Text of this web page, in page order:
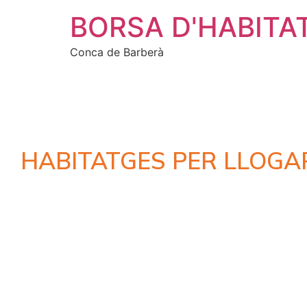
BORSA
Conca de Barberà
HABITATGES PER